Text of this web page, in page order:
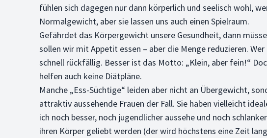
fühlen sich dagegen nur dann körperlich und seelisch wohl,
Normalgewicht, aber sie lassen uns auch einen Spielraum.
Gefährdet das Körpergewicht unsere Gesundheit, dann
sollen wir mit Appetit essen – aber die Menge reduzieren.
schnell rückfällig. Besser ist das Motto: „Klein, aber fein!“
helfen auch keine Diätpläne.
Manche „Ess-Süchtige“ leiden aber nicht an Übergewicht,
attraktiv aussehende Frauen der Fall. Sie haben vielleicht
ich noch besser, noch jugendlicher aussehe und noch
ihren Körper geliebt werden (der wird höchstens eine Zeit